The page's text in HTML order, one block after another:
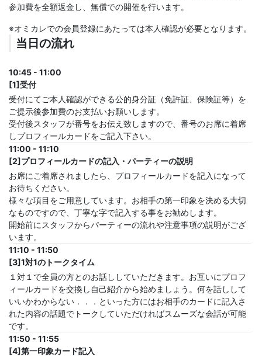
参加費を全額返金し、無償での開催を行います。
※オミカレでの会員登録にあたっては本人確認が必要となります。
当日の流れ
10:45 - 11:00
[1]受付
受付にてご本人確認ができる公的身分証（免許証、保険証等）を
ご提示後参加費のお支払いお願いします。
受付後スタッフが番号をお伝え致しますので、番号のお席に着席
しプロフィールカードをご記入下さい。
11:00 - 11:10
[2]プロフィールカードの記入・パーティーの説明
お席にご着席されましたら、プロフィールカードを記入になって
お待ちください。
様々な項目をご用意しています。お相手の第一印象を決める大切
なものですので、丁寧な字で記入する事をお勧めします。
開始前にスタッフからパーティーの流れや注意事項の説明がござ
います。
11:10 - 11:50
[3]1対1のトークタイム
１対１で全員の方とのお話ししていただきます。お互いにプロフ
ィールカードを交換し自己紹介から始めましょう。何を話しして
いいかわからない．．．といった方にはお相手のカードに記入さ
れた内容の話題でトークしていただければスムーズな会話が可能
です。
11:50 - 11:55
[4]第一印象カード記入